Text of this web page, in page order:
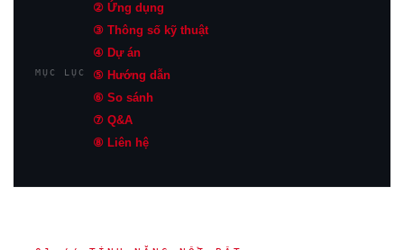
MỤC LỤC
② Ứng dụng
③ Thông số kỹ thuật
④ Dự án
⑤ Hướng dẫn
⑥ So sánh
⑦ Q&A
⑧ Liên hệ